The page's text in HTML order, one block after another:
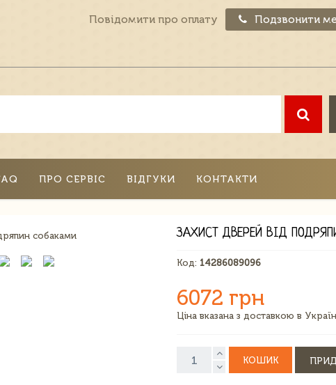
Повідомити про оплату Подзвонити
ПРО СЕРВІС ВІДГУКИ КОНТАКТИ
ЗАХИСТ ДВЕРЕЙ ВІД
Код: 14286089096
6072 грн
Ціна вказана з доставкою в
КОШИК